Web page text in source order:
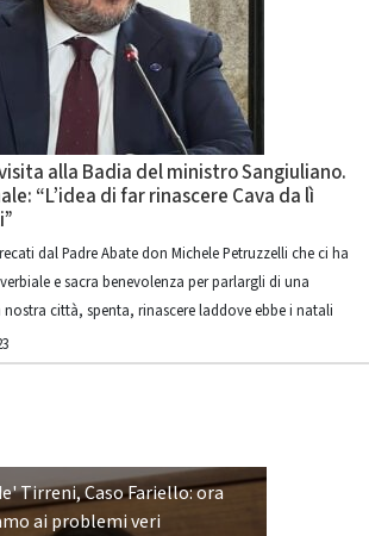
alla Badia del ministro Sangiuliano.
“L’idea di far rinascere Cava da lì
dal Padre Abate don Michele Petruzzelli che ci ha
e sacra benevolenza per parlargli di una
città, spenta, rinascere laddove ebbe i natali
Tirreni, Caso Fariello: ora
ai problemi veri